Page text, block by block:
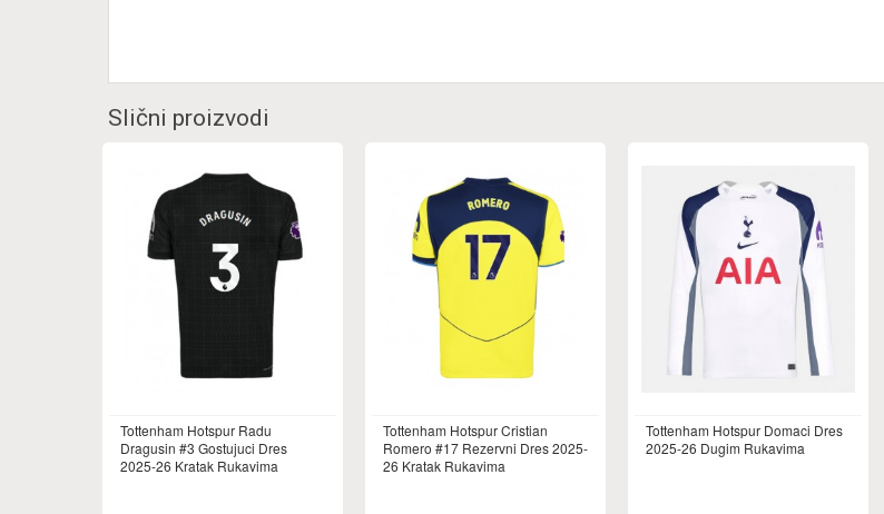
Slični proizvodi
Tottenham Hotspur Radu
Dragusin #3 Gostujuci Dres
2025-26 Kratak Rukavima
Tottenham Hotspur Cristian
Romero #17 Rezervni Dres 2025-
26 Kratak Rukavima
Tottenham Hotspur Domaci Dres
2025-26 Dugim Rukavima